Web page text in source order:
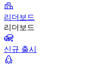
리더보드
리더보드
신규 출시